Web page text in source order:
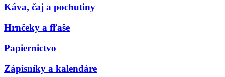
Káva, čaj a pochutiny
Hrnčeky a fľaše
Papiernictvo
Zápisníky a kalendáre